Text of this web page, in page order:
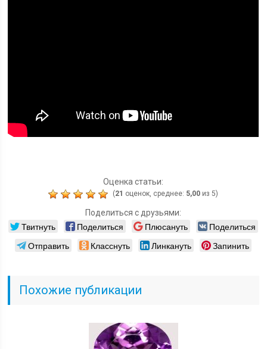
Оценка статьи:
(21 оценок, среднее: 5,00 из 5)
Поделиться с друзьями:
Твитнуть Поделиться Плюсануть
Поделиться
Отправить
Класснуть Линкануть Запинить
Похожие публикации